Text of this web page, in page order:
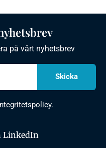
på vårt nyhetsbrev
LinkedIn